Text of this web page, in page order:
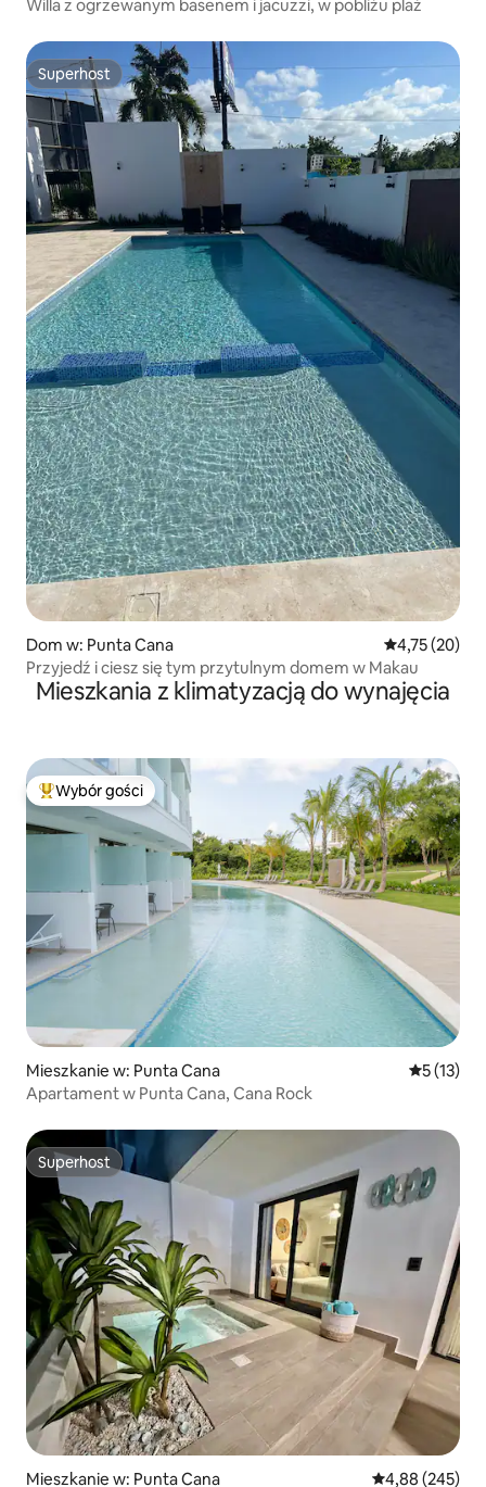
Willa z ogrzewanym basenem i jacuzzi, w pobliżu plaż
Superhost
Superhost
Dom w: Punta Cana Średnia
4,75 (20)
Przyjedź i ciesz się tym przytulnym domem w Makau
Mieszkania z klimatyzacją do wynajęcia
Najpopularniejsze z kategorii Wybór gości
Wybór gości
Mieszkanie w: Punta Cana Średnia
5 (13)
Apartament w Punta Cana, Cana Rock
Superhost
Superhost
Mieszkanie w: Punta Cana Średnia
4,88 (245)